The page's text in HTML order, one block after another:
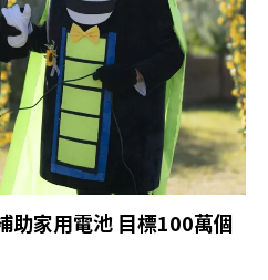
助家用電池 目標100萬個